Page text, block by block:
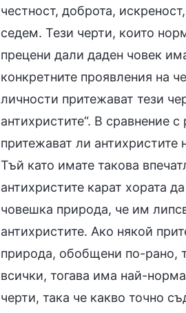
честност, доброта,
седем. Тези черти, които
прецени дали даден човек
конкретните проявления на
личности притежават тези
антихристите“. В сравнение
притежават ли антихристите
Тъй като имате такова
антихристите карат хората
човешка природа, че им
антихристите. Ако някой
природа, обобщени по-рано,
всички, тогава има най-
черти, така че какво точно